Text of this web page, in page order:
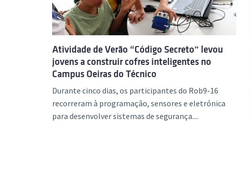
Atividade de Verão “Código Secreto” levou
jovens a construir cofres inteligentes no
Campus Oeiras do Técnico
Durante cinco dias, os participantes do Rob9-16
recorreram à programação, sensores e eletrónica
para desenvolver sistemas de segurança....